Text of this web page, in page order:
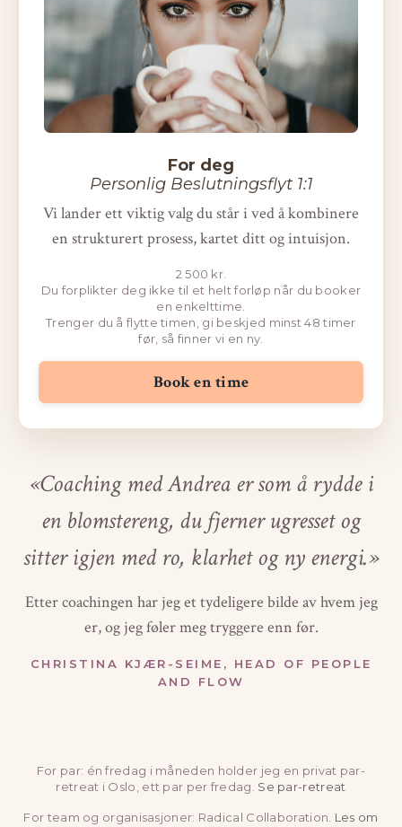
For deg
Personlig Beslutningsflyt 1:1
Vi lander ett viktig valg du står i ved å kombinere
en strukturert prosess, kartet ditt og intuisjon.
2 500 kr.
Du forplikter deg ikke til et helt forløp når du booker
en enkelttime.
Trenger du å flytte timen, gi beskjed minst 48 timer
før, så finner vi en ny.
Book en time
«Coaching med Andrea er som å rydde i
en blomstereng, du fjerner ugresset og
sitter igjen med ro, klarhet og ny energi.»
Etter coachingen har jeg et tydeligere bilde av hvem jeg
er, og jeg føler meg tryggere enn før.
CHRISTINA KJÆR-SEIME, HEAD OF PEOPLE
AND FLOW
For par: én fredag i måneden holder jeg en privat par-
retreat i Oslo, ett par per fredag. Se par-retreat
For team og organisasjoner: Radical Collaboration. Les om